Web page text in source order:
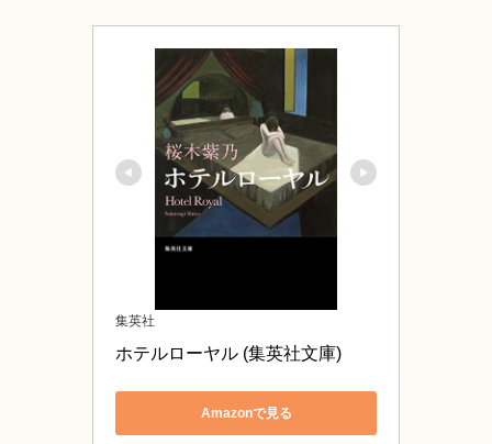
集英社
ホテルローヤル (集英社文庫)
Amazonで見る